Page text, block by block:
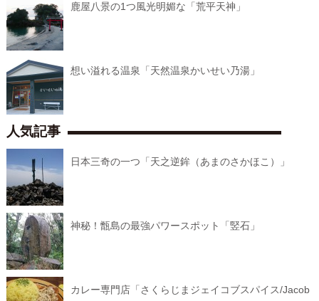
鹿屋八景の1つ風光明媚な「荒平天神」
想い溢れる温泉「天然温泉かいせい乃湯」
人気記事
日本三奇の一つ「天之逆鉾（あまのさかほこ）」
神秘！甑島の最強パワースポット「竪石」
カレー専門店「さくらじまジェイコブスパイス/Jacob